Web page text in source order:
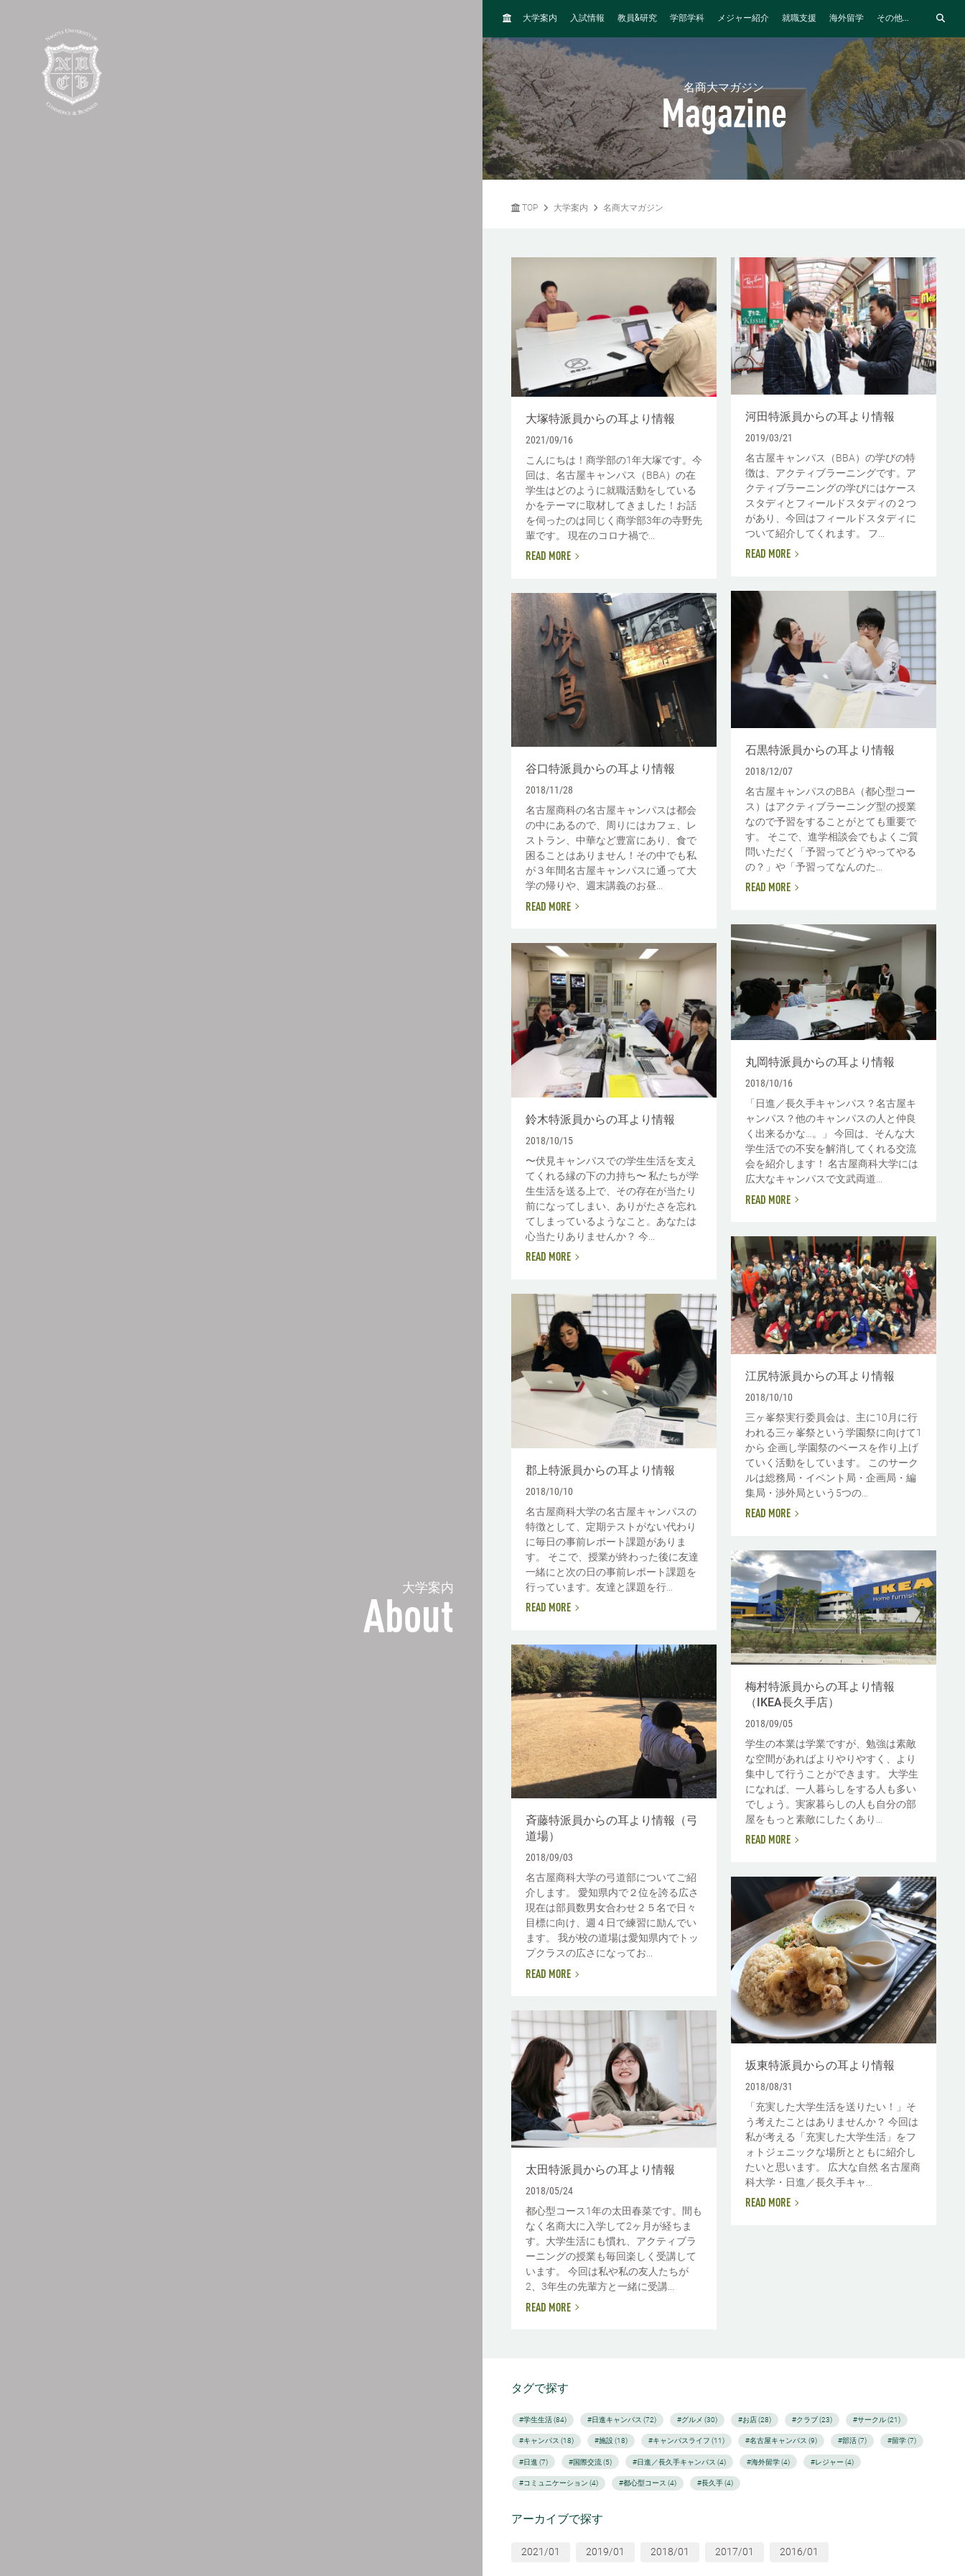
大学案内
About
H
M
E
大学案内 入試情報 教員&研究 学部学科 メジャー紹介 就職支援 海外留学 その他...
名商大マガジン
Magazine
TOP 大学案内 名商大マガジン
大塚特派員からの耳より情報
2021/09/16
こんにちは！商学部の1年大塚です。今
回は、名古屋キャンパス（BBA）の在
学生はどのように就職活動をしている
かをテーマに取材してきました！お話
を伺ったのは同じく商学部3年の寺野先
輩です。 現在のコロナ禍で...
READ MORE
河田特派員からの耳より情報
2019/03/21
名古屋キャンパス（BBA）の学びの特
徴は、アクティブラーニングです。ア
クティブラーニングの学びにはケース
スタディとフィールドスタディの２つ
があり、今回はフィールドスタディに
ついて紹介してくれます。 フ...
READ MORE
石黒特派員からの耳より情報
2018/12/07
名古屋キャンパスのBBA（都心型コー
ス）はアクティブラーニング型の授業
なので予習をすることがとても重要で
す。 そこで、進学相談会でもよくご質
問いただく「予習ってどうやってやる
の？」や「予習ってなんのた...
READ MORE
谷口特派員からの耳より情報
2018/11/28
名古屋商科の名古屋キャンパスは都会
の中にあるので、周りにはカフェ、レ
ストラン、中華など豊富にあり、食で
困ることはありません！その中でも私
が３年間名古屋キャンパスに通って大
学の帰りや、週末講義のお昼...
READ MORE
丸岡特派員からの耳より情報
2018/10/16
「日進／長久手キャンパス？名古屋キ
ャンパス？他のキャンパスの人と仲良
く出来るかな…。」 今回は、そんな大
学生活での不安を解消してくれる交流
会を紹介します！ 名古屋商科大学には
広大なキャンパスで文武両道...
READ MORE
鈴木特派員からの耳より情報
2018/10/15
〜伏見キャンパスでの学生生活を支え
てくれる縁の下の力持ち〜 私たちが学
生生活を送る上で、その存在が当たり
前になってしまい、ありがたさを忘れ
てしまっているようなこと。あなたは
心当たりありませんか？ 今...
READ MORE
江尻特派員からの耳より情報
2018/10/10
三ヶ峯祭実行委員会は、主に10月に行
われる三ヶ峯祭という学園祭に向けて1
から 企画し学園祭のベースを作り上げ
ていく活動をしています。 このサーク
ルは総務局・イベント局・企画局・編
集局・渉外局という5つの...
READ MORE
郡上特派員からの耳より情報
2018/10/10
名古屋商科大学の名古屋キャンパスの
特徴として、定期テストがない代わり
に毎日の事前レポート課題がありま
す。 そこで、授業が終わった後に友達
一緒にと次の日の事前レポート課題を
行っています。友達と課題を行...
READ MORE
梅村特派員からの耳より情報
（IKEA長久手店）
2018/09/05
学生の本業は学業ですが、勉強は素敵
な空間があればよりやりやすく、より
集中して行うことができます。 大学生
になれば、一人暮らしをする人も多い
でしょう。実家暮らしの人も自分の部
屋をもっと素敵にしたくあり...
READ MORE
斉藤特派員からの耳より情報（弓
道場）
2018/09/03
名古屋商科大学の弓道部についてご紹
介します。 愛知県内で２位を誇る広さ
現在は部員数男女合わせ２５名で日々
目標に向け、週４日で練習に励んでい
ます。 我が校の道場は愛知県内でトッ
プクラスの広さになってお...
READ MORE
坂東特派員からの耳より情報
2018/08/31
「充実した大学生活を送りたい！」そ
う考えたことはありませんか？ 今回は
私が考える「充実した大学生活」をフ
ォトジェニックな場所とともに紹介し
たいと思います。 広大な自然 名古屋商
科大学・日進／長久手キャ...
READ MORE
太田特派員からの耳より情報
2018/05/24
都心型コース1年の太田春菜です。間も
なく名商大に入学して2ヶ月が経ちま
す。大学生活にも慣れ、アクティブラ
ーニングの授業も毎回楽しく受講して
います。 今回は私や私の友人たちが
2、3年生の先輩方と一緒に受講...
READ MORE
タグで探す
#学生生活 (84) #日進キャンパス (72) #グルメ (30) #お店 (28) #クラブ (23) #サークル (21)
#キャンパス (18) #施設 (18) #キャンパスライフ (11) #名古屋キャンパス (9) #部活 (7) #留学 (7)
#日進 (7) #国際交流 (5) #日進／長久手キャンパス (4) #海外留学 (4) #レジャー (4)
#コミュニケーション (4) #都心型コース (4) #長久手 (4)
アーカイブで探す
2021/01 2019/01 2018/01 2017/01 2016/01